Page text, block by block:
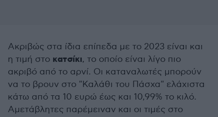
Ακριβώς στα ίδια επίπεδα με το 2023 είναι και
η τιμή στο κατσίκι, το οποίο είναι λίγο πιο
ακριβό από το αρνί. Οι καταναλωτές μπορούν
να το βρουν στο "Καλάθι του Πάσχα" ελάχιστα
κάτω από τα 10 ευρώ έως και 10,99% το κιλό.
Αμετάβλητες παρέμειναν και οι τιμές στο